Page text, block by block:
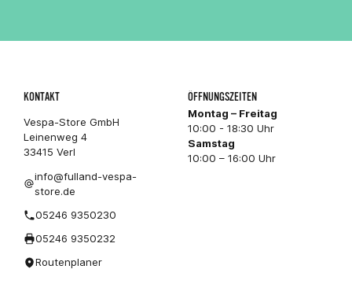
KONTAKT
Vespa-Store GmbH
Leinenweg 4
33415 Verl
info@fulland-vespa-
store.de
05246 9350230
05246 9350232
Routenplaner
ÖFFNUNGSZEITEN
Montag – Freitag
10:00 - 18:30 Uhr
Samstag
10:00 – 16:00 Uhr